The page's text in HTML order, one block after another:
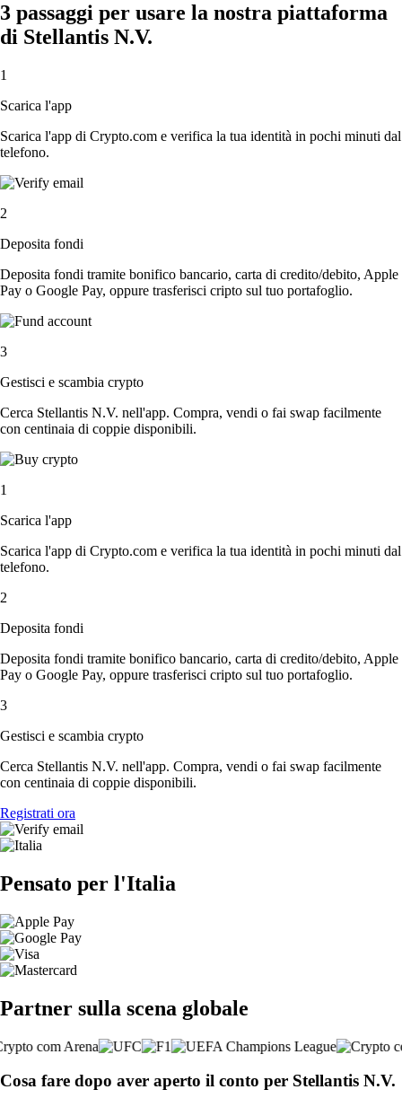
3 passaggi per usare la nostra piattaforma
di Stellantis N.V.
1
Scarica l'app
Scarica l'app di Crypto.com e verifica la tua identità in pochi minuti dal
telefono.
2
Deposita fondi
Deposita fondi tramite bonifico bancario, carta di credito/debito, Apple
Pay o Google Pay, oppure trasferisci cripto sul tuo portafoglio.
3
Gestisci e scambia crypto
Cerca Stellantis N.V. nell'app. Compra, vendi o fai swap facilmente
con centinaia di coppie disponibili.
1
Scarica l'app
Scarica l'app di Crypto.com e verifica la tua identità in pochi minuti dal
telefono.
2
Deposita fondi
Deposita fondi tramite bonifico bancario, carta di credito/debito, Apple
Pay o Google Pay, oppure trasferisci cripto sul tuo portafoglio.
3
Gestisci e scambia crypto
Cerca Stellantis N.V. nell'app. Compra, vendi o fai swap facilmente
con centinaia di coppie disponibili.
Registrati ora
Pensato per l'Italia
Partner sulla scena globale
Cosa fare dopo aver aperto il conto per Stellantis N.V.